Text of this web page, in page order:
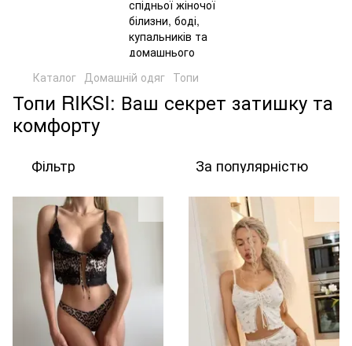
Каталог Домашній одяг Топи
Топи RIKSI: Ваш секрет затишку та
комфорту
Фільтр За популярністю